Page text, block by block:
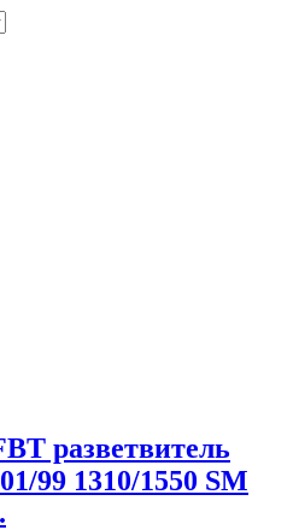
разветвитель
99 1310/1550 SM